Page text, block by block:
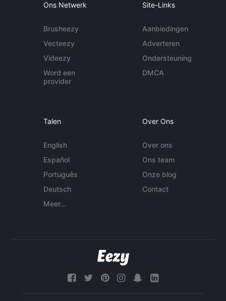
Ons Netwerk
Brusheezy
Vecteezy
Videezy
Word een
provider
Site-Links
Aanbiedingen
Adverteren
Ondersteuning
DMCA
Talen
English
Español
Português
Deutsch
Meer...
Over Ons
Over ons
Ons team
Onze blog
Contact